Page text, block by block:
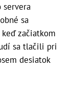
servera
sa
začiatkom
sa tlačili pri
desiatok